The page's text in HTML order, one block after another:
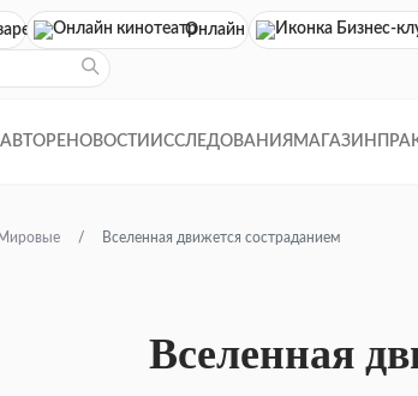
Онлайн кинотеатр
НОВОСТИ ИССЛЕДОВАНИЯ МАГАЗИН
Мировые Вселенная движется состраданием
Вселенная